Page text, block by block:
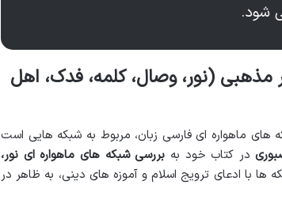
شود.
(نور، وصال، کلمه، فدک، اهل
ماهواره ای فارسی زبان، مربوط به شبکه هایی است
در کتاب خود به بررسی شبکه های ماهواره ای نور،
ها با ادعای ترویج اسلام و آموزه های دینی، به ظاهر در